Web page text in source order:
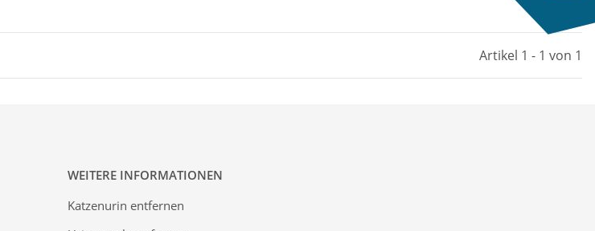
Artikel 1 - 1 von 1
WEITERE INFORMATIONEN
Katzenurin entfernen